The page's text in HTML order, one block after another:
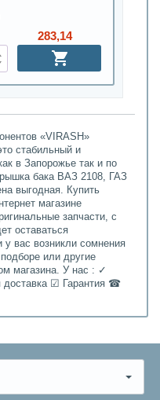
283,14
«VIRASH»
стабильный и
в Запорожье так и по
бака ВАЗ 2108, ГАЗ
выгодная. Купить
магазине
запчасти, с
оставаться
вас возникли сомнения
или другие
магазина. У нас : ✓
☑ Гарантия ☎